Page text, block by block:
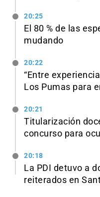
20:25
El 80 % de las
mudando
20:22
“Entre
Los Pumas para
20:21
Titularización
concurso para
20:18
La PDI detuvo a
reiterados en